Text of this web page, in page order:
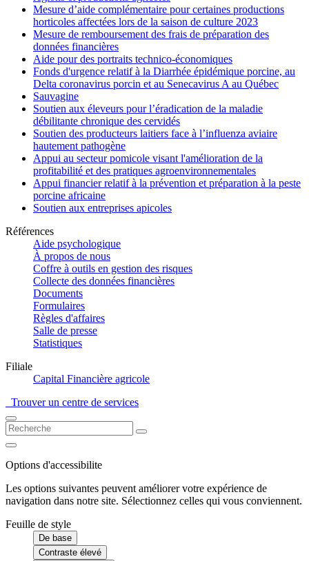
Mesure d’aide complémentaire pour certaines productions
horticoles affectées lors de la saison de culture 2023
Mesure de remboursement des frais de préparation des
données financières
Aide pour des portraits technico-économiques
Fonds d'urgence relatif à la Diarrhée épidémique porcine, au
Delta coronavirus porcin et au Senecavirus A au Québec
Sauvagine
Soutien aux éleveurs pour l’éradication de la maladie
débilitante chronique des cervidés
Soutien des producteurs laitiers face à l’influenza aviaire
hautement pathogène
Appui au secteur pomicole visant l'amélioration de la
profitabilité et des pratiques agroenvironnementales
Appui financier relatif à la prévention et préparation à la peste
porcine africaine
Soutien aux entreprises apicoles
Références
Aide psychologique
À propos de nous
Coffre à outils en gestion des risques
Collecte des données financières
Documents
Formulaires
Règles d'affaires
Salle de presse
Statistiques
Filiale
Capital Financière agricole
Trouver un centre de services
Options d'accessibilite
Les options suivantes peuvent améliorer votre expérience de
navigation dans notre site. Sélectionnez celles qui vous conviennent.
Feuille de style
De base
Contraste élevé